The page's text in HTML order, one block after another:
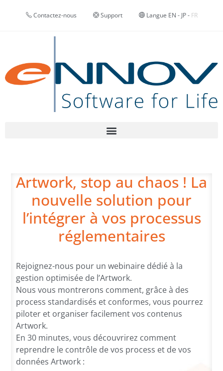
Contactez-nous Support Langue EN - JP- FR
Artwork, stop au chaos ! La
nouvelle solution pour
l’intégrer à vos processus
réglementaires
Rejoignez-nous pour un webinaire dédié à la
gestion optimisée de l’Artwork.
Nous vous montrerons comment, grâce à des
process standardisés et conformes, vous pourrez
piloter et organiser facilement vos contenus
Artwork.
En 30 minutes, vous découvrirez comment
reprendre le contrôle de vos process et de vos
données Artwork :